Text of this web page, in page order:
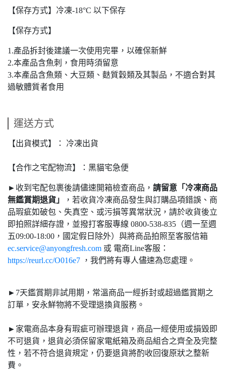
【保存方式】冷凍-18°C 以下保存
【保存方式】
1.產品拆封後建議一次使用完畢，以確保新鮮
2.本產品含魚刺，食用時須留意
3.本產品含魚類、大豆類、麩質穀類及其製品，不適合對其
過敏體質者食用
運送方式
【出貨模式】： 冷凍出貨
【合作之宅配物流】：黑貓宅急便
►收到宅配包裹後請儘速開箱檢查商品， 請留意「冷凍商品
無鑑賞期退貨」
，若收貨冷凍商品發生與訂購品項錯誤、商
品瑕疵如破包、失真空、或污損等異常狀況，請於收貨後立
即拍照詳細存證，並撥打客服專線 0800-538-835（週一至週
五09:00-18:00，國定假日除外）與將商品拍照至客服信箱
ec.service@anyongfresh.com 或 電商Line客服：
https://reurl.cc/O016e7 ，我們將有專人儘速為您處理。
►7天鑑賞期非試用期，常溫商品一經拆封或超過鑑賞期之
訂單，安永鮮物將不受理退換貨服務。
►家電商品本身有瑕疵可辦理退貨，商品一經使用或損毀即
不可退貨，退貨必須保留家電紙箱及商品組合之齊全及完整
性，若不符合退貨規定，仍要退貨將酌收回復原狀之整新
費。